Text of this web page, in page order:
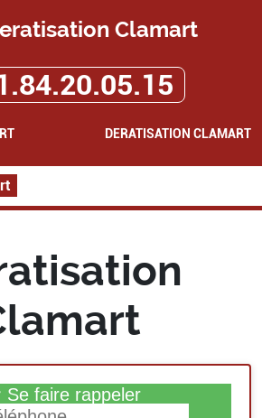
Clamart
DERATISATION CLAMART
☎ Se faire rappeler